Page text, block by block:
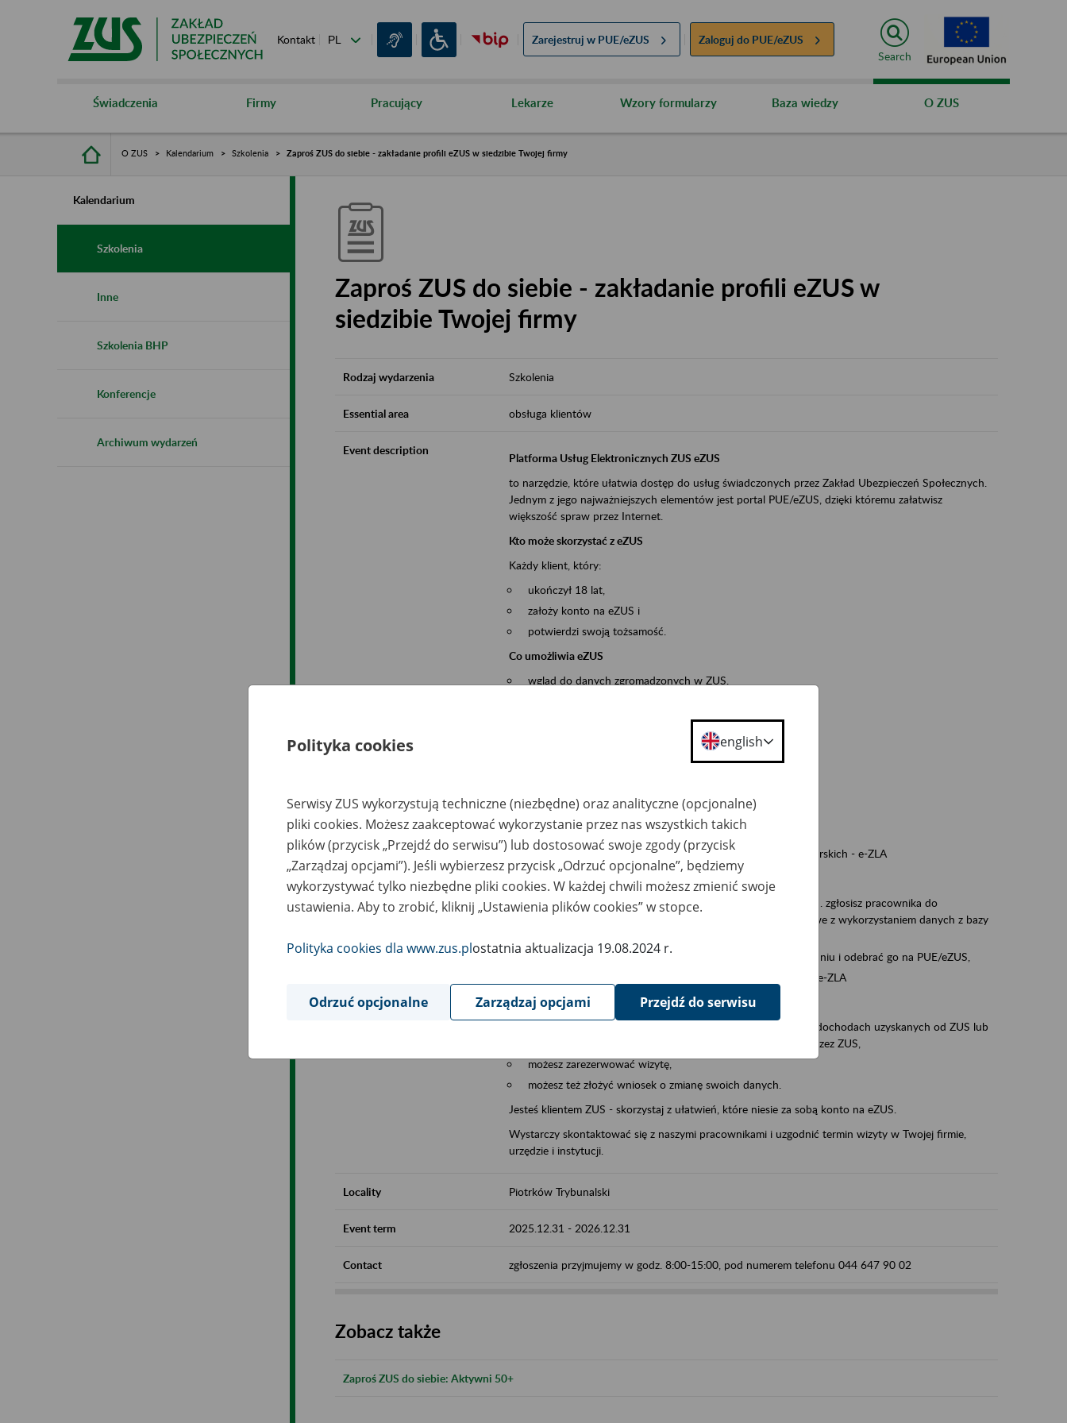
Kontakt Zarejestruj w PUE/eZUS Zaloguj do PUE/eZUS
Search
Świadczenia Firmy Pracujący Lekarze Wzory formularzy Baza wiedzy O ZUS
O ZUS Kalendarium Szkolenia Zaproś ZUS do siebie - zakładanie profili eZUS w siedzibie Twojej firmy
Kalendarium
Szkolenia
Inne
Szkolenia BHP
Konferencje
Archiwum wydarzeń
Zaproś ZUS do siebie - zakładanie profili eZUS w
siedzibie Twojej firmy
Rodzaj wydarzenia Szkolenia
Essential area obsługa klientów
Event description
Platforma Usług Elektronicznych ZUS eZUS
to narzędzie, które ułatwia dostęp do usług świadczonych przez Zakład Ubezpieczeń Społecznych.
Jednym z jego najważniejszych elementów jest portal PUE/eZUS, dzięki któremu załatwisz
większość spraw przez Internet.
Kto może skorzystać z eZUS
Każdy klient, który:
ukończył 18 lat,
założy konto na eZUS i
potwierdzi swoją tożsamość.
Co umożliwia eZUS
wgląd do danych zgromadzonych w ZUS,
składanie wniosków i otrzymywanie na nie odpowiedzi,
zadawanie pytań i otrzymywanie odpowiedzi z ZUS,
umawianie się na wizyty w jednostce ZUS.
możesz sprawdzić swoje dane zapisane na koncie w ZUS,
masz dostęp do informacji o stanie konta ubezpieczonego,
masz dostę do informacji o wystawionych zwolnieniach lekarskich - e-ZLA
Jeśli jesteś płatnikiem składek (np. przedsiębiorcą)
możesz skorzystać z aplikacji ePłatnik, za pomocą której m.in. zgłosisz pracownika do
ubezpieczeń, wypełnisz i przekażesz dokumenty rozliczeniowe z wykorzystaniem danych z bazy
możesz złożyć wniosek o wydanie zaświadczenia o niezaleganiu i odebrać go na PUE/eZUS,
masz dostęp do zwolnień lekarskich swoich pracowników - e-ZLA
Jeśli jesteś świadczeniobiorcą
masz dostęp m.in. do formularza PIT 11A, czyli informacji o dochodach uzyskanych od ZUS lub
do formularza PIT 40A, czyli rocznego obliczenia podatku przez ZUS,
możesz zarezerwować wizytę,
możesz też złożyć wniosek o zmianę swoich danych.
Jesteś klientem ZUS - skorzystaj z ułatwień, które niesie za sobą konto na eZUS.
Wystarczy skontaktować się z naszymi pracownikami i uzgodnić termin wizyty w Twojej firmie,
urzędzie i instytucji.
Locality Piotrków Trybunalski
Event term 2025.12.31 - 2026.12.31
Contact zgłoszenia przyjmujemy w godz. 8:00-15:00, pod numerem telefonu 044 647 90 02
Zobacz także
Zaproś ZUS do siebie: Aktywni 50+
Polityka cookies english
Serwisy ZUS wykorzystują techniczne (niezbędne) oraz analityczne (opcjonalne)
pliki cookies. Możesz zaakceptować wykorzystanie przez nas wszystkich takich
plików (przycisk „Przejdź do serwisu”) lub dostosować swoje zgody (przycisk
„Zarządzaj opcjami”). Jeśli wybierzesz przycisk „Odrzuć opcjonalne”, będziemy
wykorzystywać tylko niezbędne pliki cookies. W każdej chwili możesz zmienić swoje
ustawienia. Aby to zrobić, kliknij „Ustawienia plików cookies” w stopce.
Polityka cookies dla www.zus.plostatnia aktualizacja 19.08.2024 r.
Odrzuć opcjonalne Zarządzaj opcjami Przejdź do serwisu